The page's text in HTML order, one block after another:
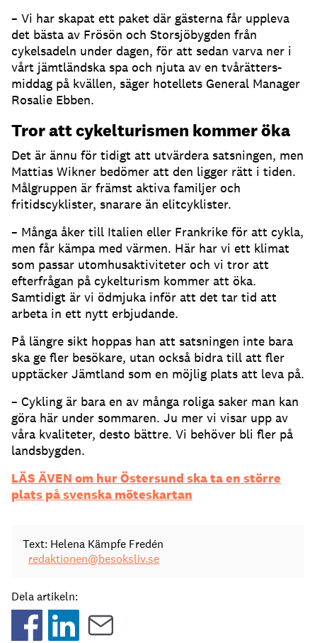
– Vi har skapat ett paket där gästerna får uppleva
det bästa av Frösön och Storsjöbygden från
cykelsadeln under dagen, för att sedan varva ner i
vårt jämtländska spa och njuta av en tvårätters-
middag på kvällen, säger hotellets General Manager
Rosalie Ebben.
Tror att cykelturismen kommer öka
Det är ännu för tidigt att utvärdera satsningen, men
Mattias Wikner bedömer att den ligger rätt i tiden.
Målgruppen är främst aktiva familjer och
fritidscyklister, snarare än elitcyklister.
– Många åker till Italien eller Frankrike för att cykla,
men får kämpa med värmen. Här har vi ett klimat
som passar utomhusaktiviteter och vi tror att
efterfrågan på cykelturism kommer att öka.
Samtidigt är vi ödmjuka inför att det tar tid att
arbeta in ett nytt erbjudande.
På längre sikt hoppas han att satsningen inte bara
ska ge fler besökare, utan också bidra till att fler
upptäcker Jämtland som en möjlig plats att leva på.
– Cykling är bara en av många roliga saker man kan
göra här under sommaren. Ju mer vi visar upp av
våra kvaliteter, desto bättre. Vi behöver bli fler på
landsbygden.
LÄS ÄVEN om hur Östersund ska ta en större
plats på svenska möteskartan
Text: Helena Kämpfe Fredén
redaktionen@besoksliv.se
Dela artikeln: